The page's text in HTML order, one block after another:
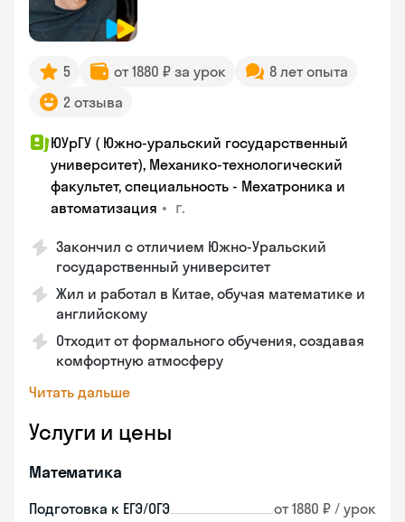
5 от 1880 ₽ за урок
8 лет опыта
2 отзыва
ЮУрГУ ( Южно-уральский государственный
университет), Механико-технологический
факультет, специальность - Мехатроника и
автоматизация • г.
Закончил с отличием Южно-Уральский
государственный университет
Жил и работал в Китае, обучая математике и
английскому
Отходит от формального обучения, создавая
комфортную атмосферу
Читать дальше
Услуги и цены
Математика
Подготовка к ЕГЭ/ОГЭ от 1880 ₽ / урок